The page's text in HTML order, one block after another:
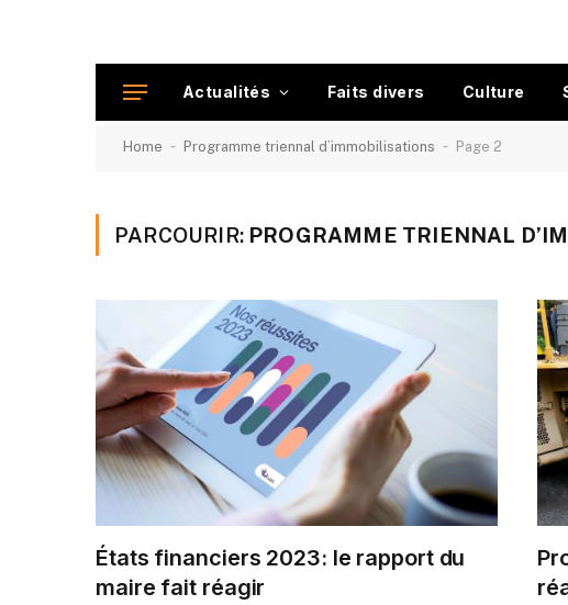
Actualités Faits divers Culture
Home - Programme triennal d’immobilisations - Page 2
PARCOURIR: PROGRAMME TRIENNAL
États financiers 2023: le rapport du
maire fait réagir